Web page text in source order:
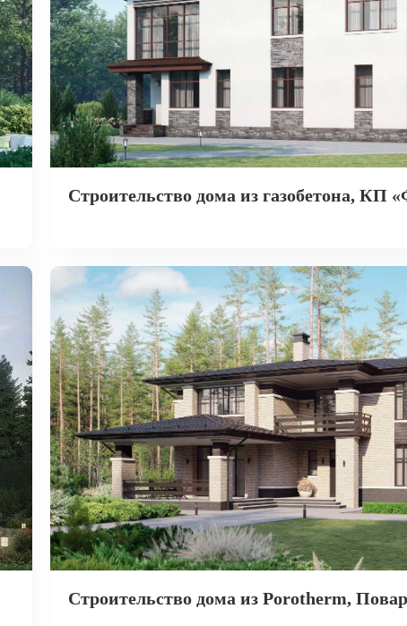
Строительство дома из газобетона, КП
Строительство дома из Porotherm,